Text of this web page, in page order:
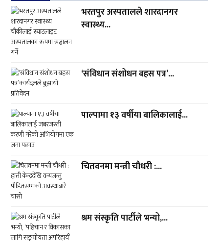
भरतपुर अस्पतालले शारदानगर
स्वास्थ्य...
‘संविधान संशोधन बहस पत्र’...
पाल्पामा १३ वर्षीया बालिकालाई...
चितवनमा मन्त्री चौधरी :...
श्रम संस्कृति पार्टीले भन्यो,...